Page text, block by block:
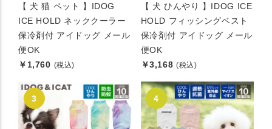
【 犬 猫 ペット 】IDOG
ICE HOLD ネッククーラー
保冷剤付 アイドッグ メール
便OK
￥1,760 (税込)
【 犬 ひんやり 】IDOG ICE
HOLD フィッシングベスト
保冷剤付 アイドッグ メール
便OK
￥3,168 (税込)